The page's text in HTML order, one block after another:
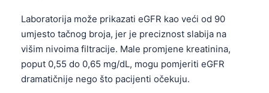
Laboratorija može prikazati eGFR kao veći od 90
umjesto tačnog broja, jer je preciznost slabija na
višim nivoima filtracije. Male promjene kreatinina,
poput 0,55 do 0,65 mg/dL, mogu pomjeriti eGFR
dramatičnije nego što pacijenti očekuju.
Lietuvių kalba
Polski
한국어
Slovenščina